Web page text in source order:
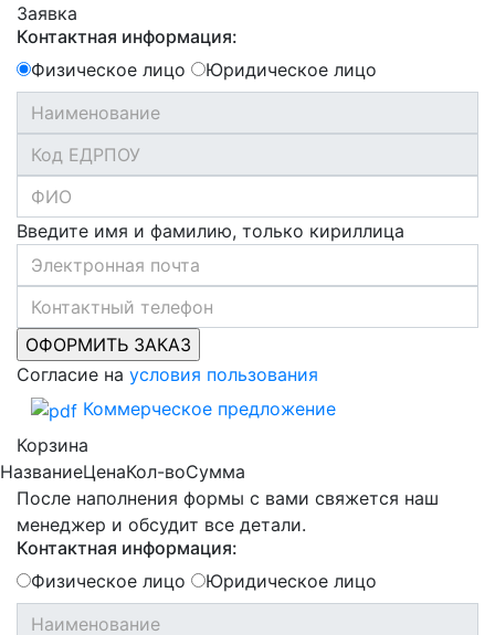
Заявка
Контактная информация:
Физическое лицо
Юридическое лицо
Введите имя и фамилию, только кириллица
Согласие на условия пользования
Коммерческое предложение
Корзина
НазваниеЦенаКол-воСумма
После наполнения формы с вами свяжется наш
менеджер и обсудит все детали.
Контактная информация:
Физическое лицо
Юридическое лицо